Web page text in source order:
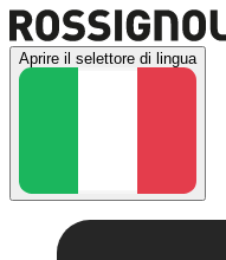
Aprire il selettore di lingua